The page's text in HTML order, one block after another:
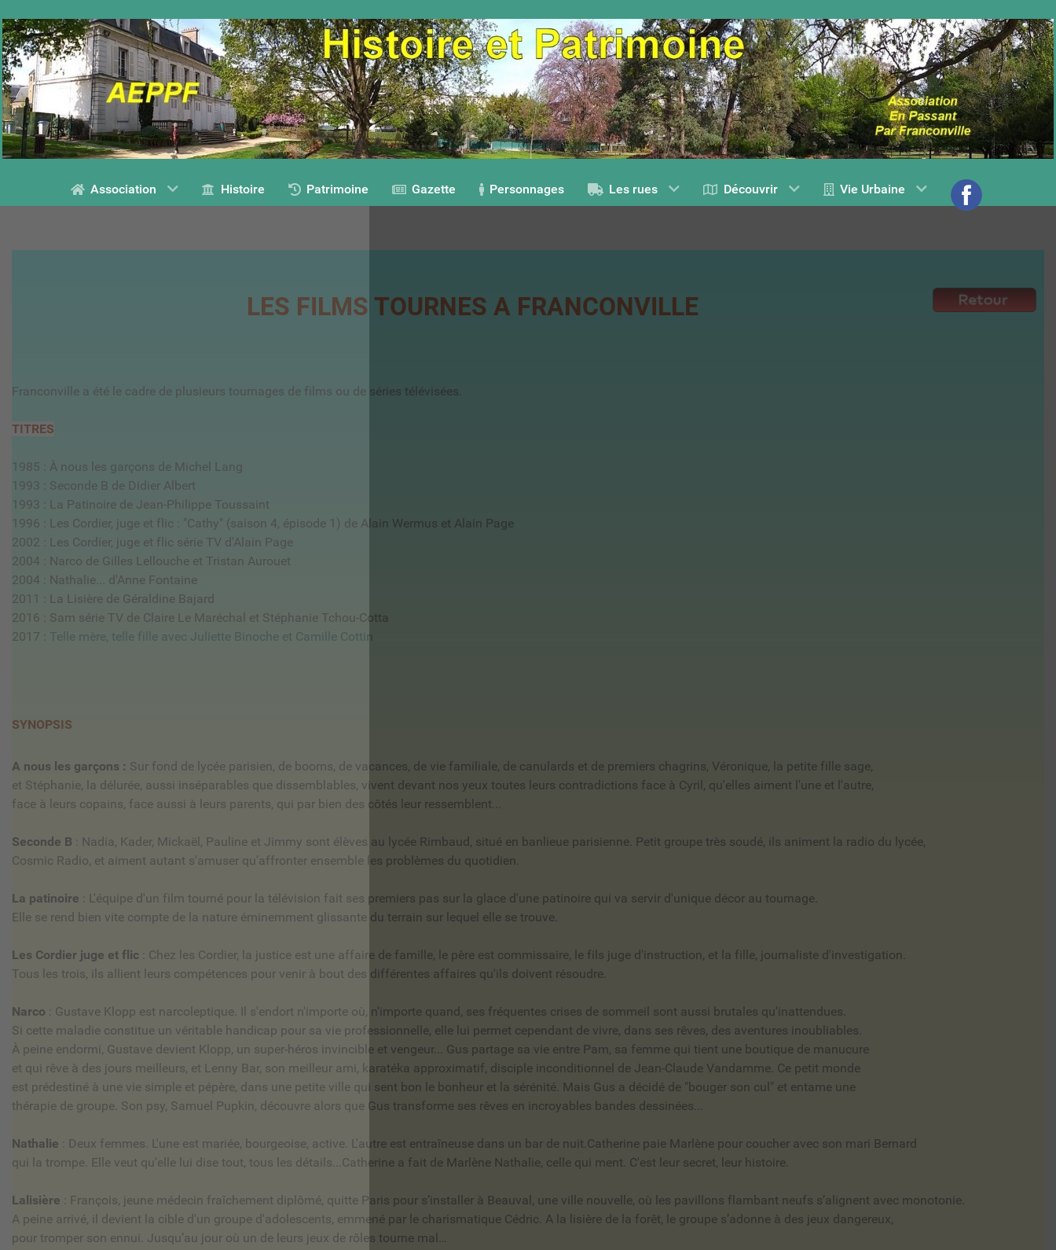
Association Histoire Patrimoine Gazette Personnages Les rues Découvrir Vie Urbaine
LES FILMS TOURNES A FRANCONVILLE
Franconville a été le cadre de plusieurs tournages de films ou de séries télévisées.
TITRES
1985 : À nous les garçons de Michel Lang
1993 : Seconde B de Didier Albert
1993 : La Patinoire de Jean-Philippe Toussaint
1996 : Les Cordier, juge et flic : "Cathy" (saison 4, épisode 1) de Alain Wermus et Alain Page
2002 : Les Cordier, juge et flic série TV d'Alain Page
2004 : Narco de Gilles Lellouche et Tristan Aurouet
2004 : Nathalie... d'Anne Fontaine
2011 : La Lisière de Géraldine Bajard
2016 : Sam série TV de Claire Le Maréchal et Stéphanie Tchou-Cotta
2017 : Telle mère, telle fille avec Juliette Binoche et Camille Cottin
SYNOPSIS
A nous les garçons : Sur fond de lycée parisien, de booms, de vacances, de vie familiale, de canulards et de premiers chagrins, Véronique, la petite fille sage,
et Stéphanie, la délurée, aussi inséparables que dissemblables, vivent devant nos yeux toutes leurs contradictions face à Cyril, qu'elles aiment l'une et l'autre,
face à leurs copains, face aussi à leurs parents, qui par bien des côtés leur ressemblent...
Seconde B : Nadia, Kader, Mickaël, Pauline et Jimmy sont élèves au lycée Rimbaud, situé en banlieue parisienne. Petit groupe très soudé, ils animent la radio du lycée,
Cosmic Radio, et aiment autant s'amuser qu’affronter ensemble les problèmes du quotidien.
La patinoire : L'équipe d'un film tourné pour la télévision fait ses premiers pas sur la glace d'une patinoire qui va servir d'unique décor au tournage.
Elle se rend bien vite compte de la nature éminemment glissante du terrain sur lequel elle se trouve.
Les Cordier juge et flic : Chez les Cordier, la justice est une affaire de famille, le père est commissaire, le fils juge d'instruction, et la fille, journaliste d'investigation.
Tous les trois, ils allient leurs compétences pour venir à bout des différentes affaires qu'ils doivent résoudre.
Narco : Gustave Klopp est narcoleptique. Il s'endort n'importe où, n'importe quand, ses fréquentes crises de sommeil sont aussi brutales qu'inattendues.
Si cette maladie constitue un véritable handicap pour sa vie professionnelle, elle lui permet cependant de vivre, dans ses rêves, des aventures inoubliables.
À peine endormi, Gustave devient Klopp, un super-héros invincible et vengeur... Gus partage sa vie entre Pam, sa femme qui tient une boutique de manucure
et qui rêve à des jours meilleurs, et Lenny Bar, son meilleur ami, karatéka approximatif, disciple inconditionnel de Jean-Claude Vandamme. Ce petit monde
est prédestiné à une vie simple et pépère, dans une petite ville qui sent bon le bonheur et la sérénité. Mais Gus a décidé de "bouger son cul" et entame une
thérapie de groupe. Son psy, Samuel Pupkin, découvre alors que Gus transforme ses rêves en incroyables bandes dessinées...
Nathalie : Deux femmes. L'une est mariée, bourgeoise, active. L'autre est entraîneuse dans un bar de nuit.Catherine paie Marlène pour coucher avec son mari Bernard
qui la trompe. Elle veut qu'elle lui dise tout, tous les détails...Catherine a fait de Marlène Nathalie, celle qui ment. C'est leur secret, leur histoire.
Lalisière : François, jeune médecin fraîchement diplômé, quitte Paris pour s’installer à Beauval, une ville nouvelle, où les pavillons flambant neufs s’alignent avec monotonie.
A peine arrivé, il devient la cible d'un groupe d'adolescents, emmené par le charismatique Cédric. A la lisière de la forêt, le groupe s’adonne à des jeux dangereux,
pour tromper son ennui. Jusqu’au jour où un de leurs jeux de rôles tourne mal…